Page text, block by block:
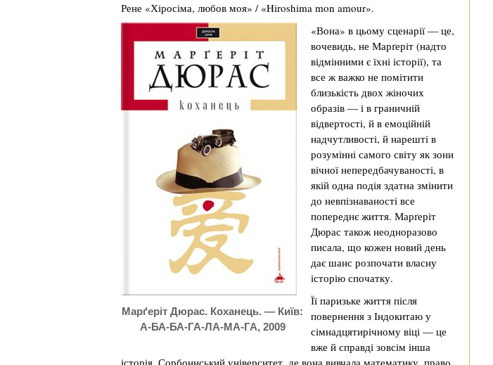
Рене «Хіросіма, любов моя» / «Hiroshima mon amour».
Марґеріт Дюрас. Коханець. — Київ:
А-БА-БА-ГА-ЛА-МА-ГА, 2009
«Вона» в цьому сценарії — це,
вочевидь, не Марґеріт (надто
відмінними є їхні історії), та
все ж важко не помітити
близькість двох жіночих
образів — і в граничній
відвертості, й в емоційній
надчутливості, й нарешті в
розумінні самого світу як зони
вічної непередбачуваності, в
якій одна подія здатна змінити
до невпізнаваності все
попереднє життя. Марґеріт
Дюрас також неодноразово
писала, що кожен новий день
дає шанс розпочати власну
історію спочатку.
Її паризьке життя після
повернення з Індокитаю у
сімнадцятирічному віці — це
вже й справді зовсім інша
історія. Сорбоннський університет, де вона вивчала математику, право